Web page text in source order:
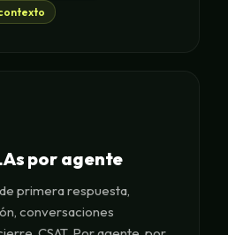
por agente
primera respuesta,
conversaciones